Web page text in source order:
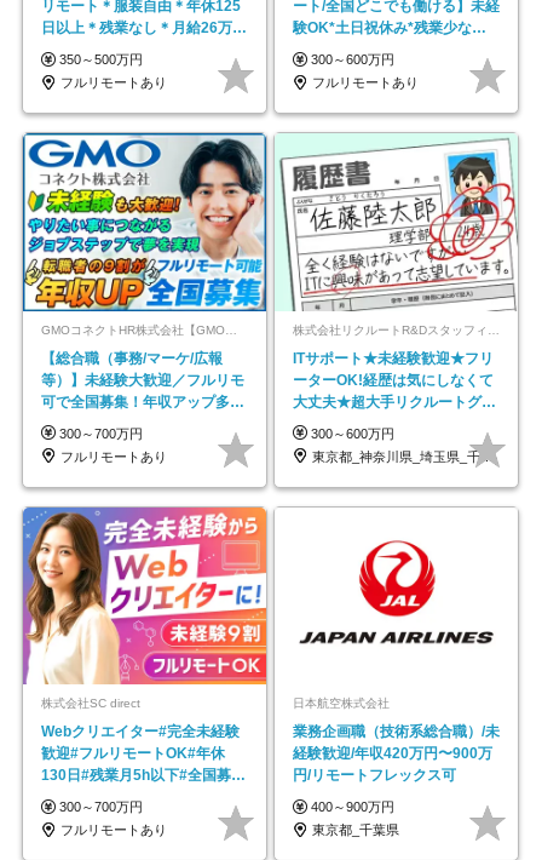
リモート＊服装自由＊年休125
日以上＊残業なし＊月給26万円
以上
350～500万円
フルリモートあり
ート/全国どこでも働ける】未経
験OK*土日祝休み*残業少なめ*
在宅勤務手当あり
300～600万円
フルリモートあり
GMOコネクトHR株式会社【GMOインターネットグループ】
【総合職（事務/マーケ/広報
等）】未経験大歓迎／フルリモ
可で全国募集！年収アップ多数
★年休最大130日★
300～700万円
フルリモートあり
ITサポート★未経験歓迎★フリ
ーターOK!経歴は気にしなくて
大丈夫★超大手リクルートグル
ープの正社員/sg
300～600万円
東京都_神奈川県_埼玉県_千葉県_大阪府…
株式会社SC direct
Webクリエイター#完全未経験
歓迎#フルリモートOK#年休
130日#残業月5h以下#全国募集
#最大1年の研修
300～700万円
フルリモートあり
日本航空株式会社
業務企画職（技術系総合職）/未
経験歓迎/年収420万円〜900万
円/リモートフレックス可
400～900万円
東京都_千葉県